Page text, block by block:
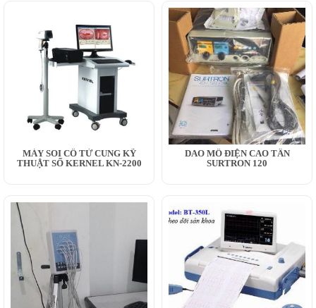
MÁY SOI CỔ TỬ CUNG KỸ
THUẬT SỐ KERNEL KN-2200
DAO MỔ ĐIỆN CAO TẦN
SURTRON 120